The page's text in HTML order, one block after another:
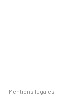
Mentions légales